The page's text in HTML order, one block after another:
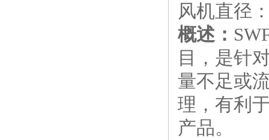
风机直径
概述：
目，是针
量不足或
理，有利
产品。